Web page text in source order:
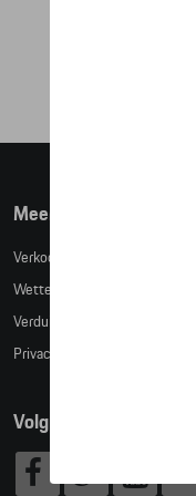
Meer info
Verkoopsvoorwaarden
Wettelijke bepalingen
Verduidelijking kledingmaten
Privacybeleid
Volg Ons